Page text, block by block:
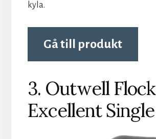
kyla.
Gå till produkt
3. Outwell Flock
Excellent Single